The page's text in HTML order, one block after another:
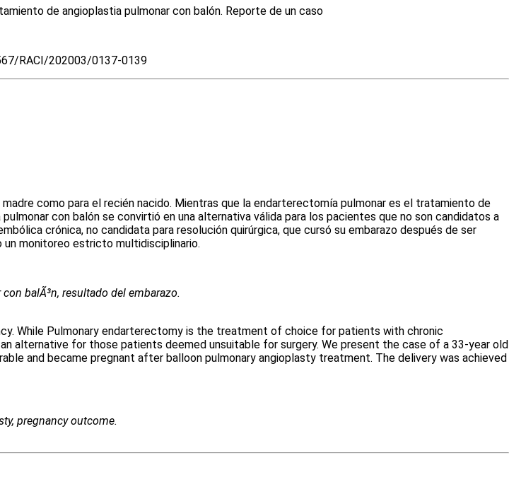
de angioplastia pulmonar con balón. Reporte de un caso
RACI/202003/0137-0139
como para el recién nacido. Mientras que la endarterectomía pulmonar es el tratamiento de
con balón se convirtió en una alternativa válida para los pacientes que no son candidatos a
crónica, no candidata para resolución quirúrgica, que cursó su embarazo después de ser
un monitoreo estricto multidisciplinario.
balÃ³n, resultado del embarazo.
While Pulmonary endarterectomy is the treatment of choice for patients with chronic
alternative for those patients deemed unsuitable for surgery. We present the case of a 33-year old
and became pregnant after balloon pulmonary angioplasty treatment. The delivery was achieved
pregnancy outcome.